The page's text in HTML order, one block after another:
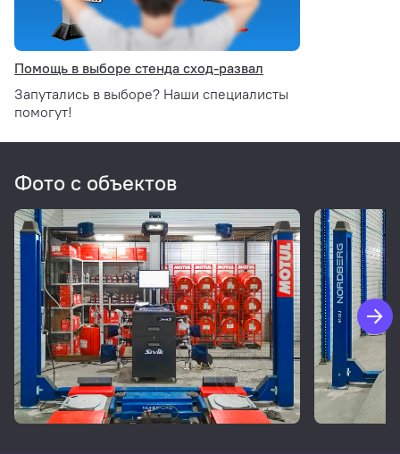
Помощь в выборе стенда сход-развал
Запутались в выборе? Наши специалисты
помогут!
Фото с объектов